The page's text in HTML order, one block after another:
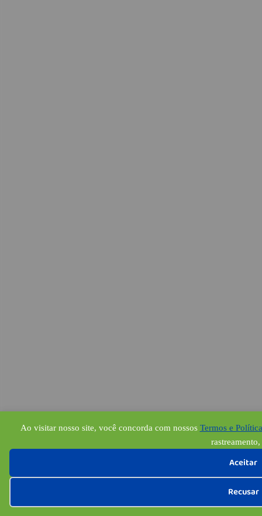
Ao visitar nosso site, você concorda com nossos Termos e
Aceitar
Recusar